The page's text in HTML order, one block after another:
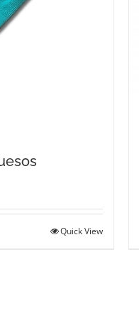
Quick View